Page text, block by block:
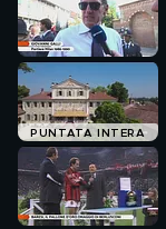
PUNTATA INTERA